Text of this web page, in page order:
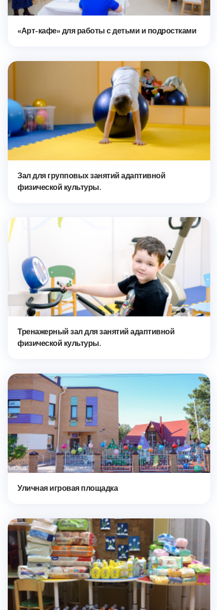
«Арт-кафе» для работы с детьми и подростками
Зал для групповых занятий адаптивной
физической культуры.
Тренажерный зал для занятий адаптивной
физической культуры.
Уличная игровая площадка